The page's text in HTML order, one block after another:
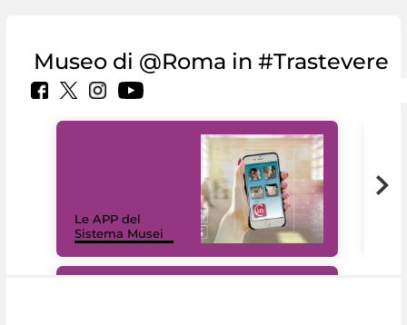
Museo di @Roma in #Trastevere
Le APP del
Sistema Musei